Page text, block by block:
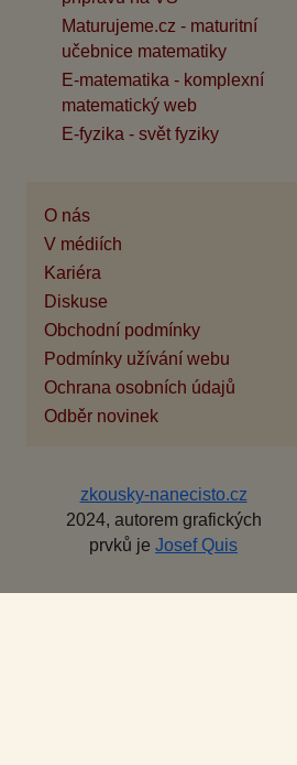
Maturujeme.cz - maturitní
učebnice matematiky
E-matematika - komplexní
matematický web
E-fyzika - svět fyziky
O nás
V médiích
Kariéra
Diskuse
Obchodní podmínky
Podmínky užívání webu
Ochrana osobních údajů
Odběr novinek
zkousky-nanecisto.cz
2024, autorem grafických
prvků je Josef Quis